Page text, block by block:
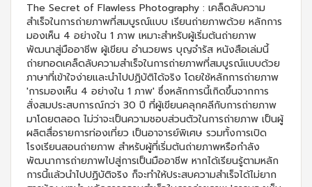
The Secret of Flawless Photography : เคล็ดลับความ
สำเร็จในการถ่ายภาพที่สมบูรณ์แบบ เรียนถ่ายภาพด้วย หลักการ
มองเห็น 4 อย่างใน 1 ภาพ เหมาะสำหรับผู้เริ่มต้นถ่ายภาพ
พัฒนาสู่มืออาชีพ ผู้เขียน อำนวยพร บุญจำรัส หนังสือเล่มนี้
ถ่ายทอดเคล็ดลับความสำเร็จในการถ่ายภาพที่สมบูรณ์แบบด้วย
ภาษาที่เข้าใจง่ายและนำไปปฏิบัติได้จริง โดยใช้หลักการถ่ายภาพ
'การมองเห็น 4 อย่างใน 1 ภาพ' ซึ่งหลักการนี้เกิดขึ้นจากการ
สั่งสมประสบการณ์กว่า 30 ปี ที่ผู้เขียนคลุกคลีกับการถ่ายภาพ
มาโดยตลอด ไม่ว่าจะเป็นความชอบส่วนตัวในการถ่ายภาพ เป็นผู้
ผลิตสื่อรายการท่องเที่ยว เป็นอาจารย์พิเศษ รวมทั้งการเปิด
โรงเรียนสอนถ่ายภาพ สำหรับผู้ที่เริ่มต้นถ่ายภาพหรือกำลัง
พัฒนาการถ่ายภาพไปสู่การเป็นมืออาชีพ หากได้เรียนรู้ตามหลัก
การนี้เเล้วนำไปปฏิบัติจริง ก็จะทำให้ประสบความสำเร็จได้ไม่ยาก